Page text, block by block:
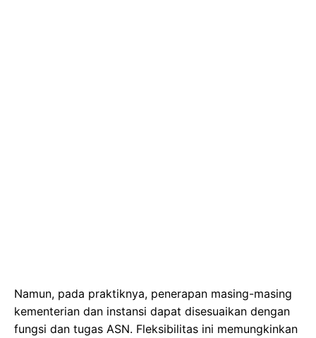
Namun, pada praktiknya, penerapan masing-masing
kementerian dan instansi dapat disesuaikan dengan
fungsi dan tugas ASN. Fleksibilitas ini memungkinkan